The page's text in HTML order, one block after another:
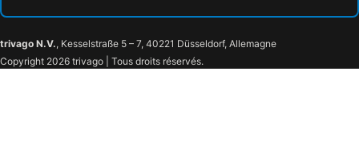
trivago N.V., Kesselstraße 5 – 7, 40221 Düsseldorf, Allemagne
Copyright 2026 trivago | Tous droits réservés.